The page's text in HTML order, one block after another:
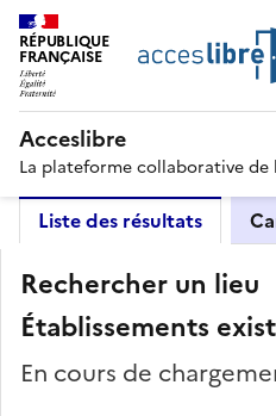
RÉPUBLIQUE
FRANÇAISE
Acceslibre
La plateforme collaborative de
Liste des résultats
Rechercher un lieu
Établissements
En cours de